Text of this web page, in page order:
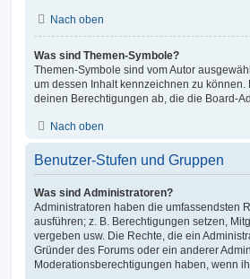
Nach oben
Was sind Themen-Symbole?
Themen-Symbole sind vom Autor
um dessen Inhalt kennzeichnen zu
deinen Berechtigungen ab, die die Board-
Nach oben
Benutzer-Stufen und Gruppen
Was sind Administratoren?
Administratoren haben die umfassendsten
ausführen; z. B. Berechtigungen setzen,
vergeben usw. Die Rechte, die ein
Gründer des Forums oder ein anderer
Moderationsberechtigungen haben, wenn